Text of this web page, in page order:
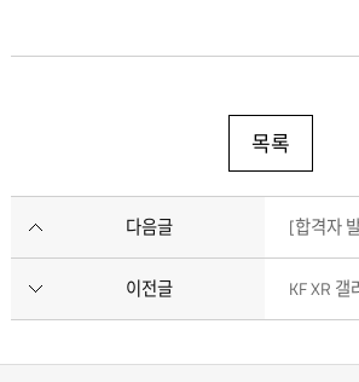
목록
다음글
이전글